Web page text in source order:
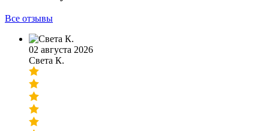
Все отзывы
02 августа 2026
Света К.